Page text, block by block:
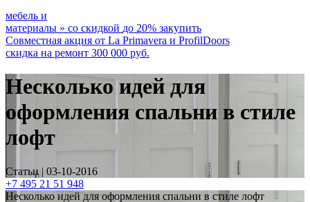
мебель и
материалы » со скидкой до 20% закупить
Совместная акция от La Primavera и ProfilDoors
скидка на ремонт 300 000 руб.
Несколько идей для
оформления спальни в стиле
лофт
Статьи | 03-10-2016
+7 495 21 51 948
Несколько идей для оформления спальни в стиле лофт